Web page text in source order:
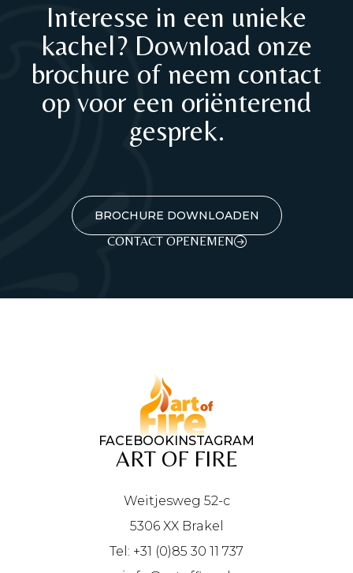
Interesse in een unieke
kachel? Download onze
brochure of neem contact
op voor een oriënterend
gesprek.
BROCHURE DOWNLOADEN
CONTACT OPENEMEN
FACEBOOKINSTAGRAM
ART OF FIRE
Weitjesweg 52-c
5306 XX Brakel
Tel: +31 (0)85 30 11 737